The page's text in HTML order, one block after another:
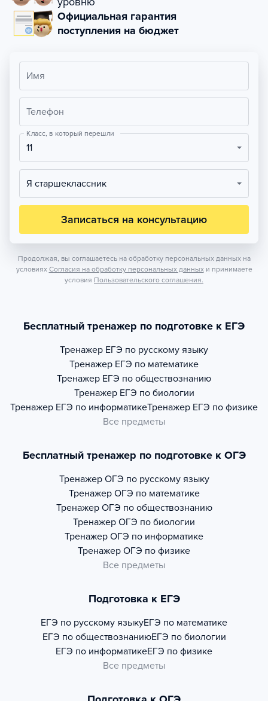
Официальная гарантия
поступления на бюджет
Имя
Телефон
Класс, в который перешли
11
Я старшеклассник
Записаться на консультацию
Продолжая, вы соглашаетесь на обработку персональных данных на
условиях Согласия на обработку персональных данных и принимаете
условия Пользовательского соглашения.
Бесплатный тренажер по подготовке к ЕГЭ
Тренажер ЕГЭ по русскому языку
Тренажер ЕГЭ по математике
Тренажер ЕГЭ по обществознанию
Тренажер ЕГЭ по биологии
Тренажер ЕГЭ по информатикеТренажер ЕГЭ по физике
Все предметы
Бесплатный тренажер по подготовке к ОГЭ
Тренажер ОГЭ по русскому языку
Тренажер ОГЭ по математике
Тренажер ОГЭ по обществознанию
Тренажер ОГЭ по биологии
Тренажер ОГЭ по информатике
Тренажер ОГЭ по физике
Все предметы
Подготовка к ЕГЭ
ЕГЭ по русскому языкуЕГЭ по математике
ЕГЭ по обществознаниюЕГЭ по биологии
ЕГЭ по информатикеЕГЭ по физике
Все предметы